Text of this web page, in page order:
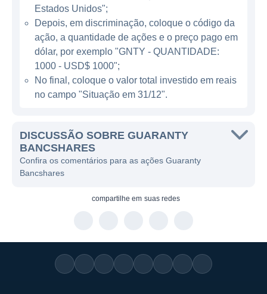
produtos de seguro, o que amplia seu
portfólio e capacidade de atender às
diversas demandas do mercado.
MODELOS DE NEGÓCIOS E LINHAS DE
ATUAÇÃO
Bancshares é centrado em proporcionar
serviços financeiros de alta qualidade e um
atendimento personalizado a seus clientes. A
instituição se posiciona como um parceiro de
confiança nas necessidades financeiras
banco tradicional, serviços bancários digitais
e soluções personalizadas que buscam se
adaptar aos perfis variados de clientes.
Estados Unidos";
Depois, em discriminação, coloque o código da
ação, a quantidade de ações e o preço pago em
dólar, por exemplo "GNTY - QUANTIDADE:
1000 - USD$ 1000";
No final, coloque o valor total investido em reais
no campo "Situação em 31/12".
DISCUSSÃO SOBRE GUARANTY
BANCSHARES
Confira os comentários para as ações Guaranty
Bancshares
compartilhe em suas redes